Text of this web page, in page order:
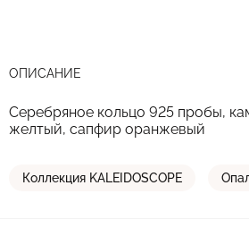
ОПИСАНИЕ
Серебряное кольцо 925 пробы,
желтый, сапфир оранжевый
Коллекция KALEIDOSCOPE